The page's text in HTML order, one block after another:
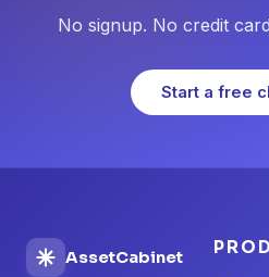
No signup. No credit
Start a free
AssetCabinet